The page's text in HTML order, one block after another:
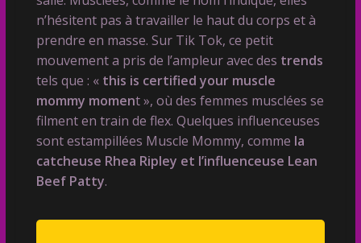
n’hésitent pas à travailler le haut du corps et à
prendre en masse. Sur Tik Tok, ce petit
mouvement a pris de l’ampleur avec des trends
tels que : « this is certified your muscle
mommy moment », où des femmes musclées se
filment en train de flex. Quelques influenceuses
sont estampillées Muscle Mommy, comme la
catcheuse Rhea Ripley et l’influenceuse Lean
Beef Patty.